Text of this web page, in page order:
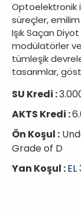
Optoelektronik
süreçler, emilim
Işık Saçan Diyot
modülatörler
tümleşik
tasarımlar,
SU Kredi :
AKTS Kredi :
Ön Koşul :
Grade of D
Yan Koşul :EL